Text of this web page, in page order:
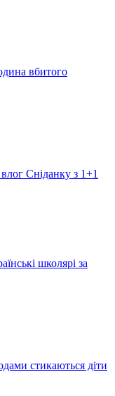
вбитого
Сніданку з 1+1
школярі за
стикаються діти